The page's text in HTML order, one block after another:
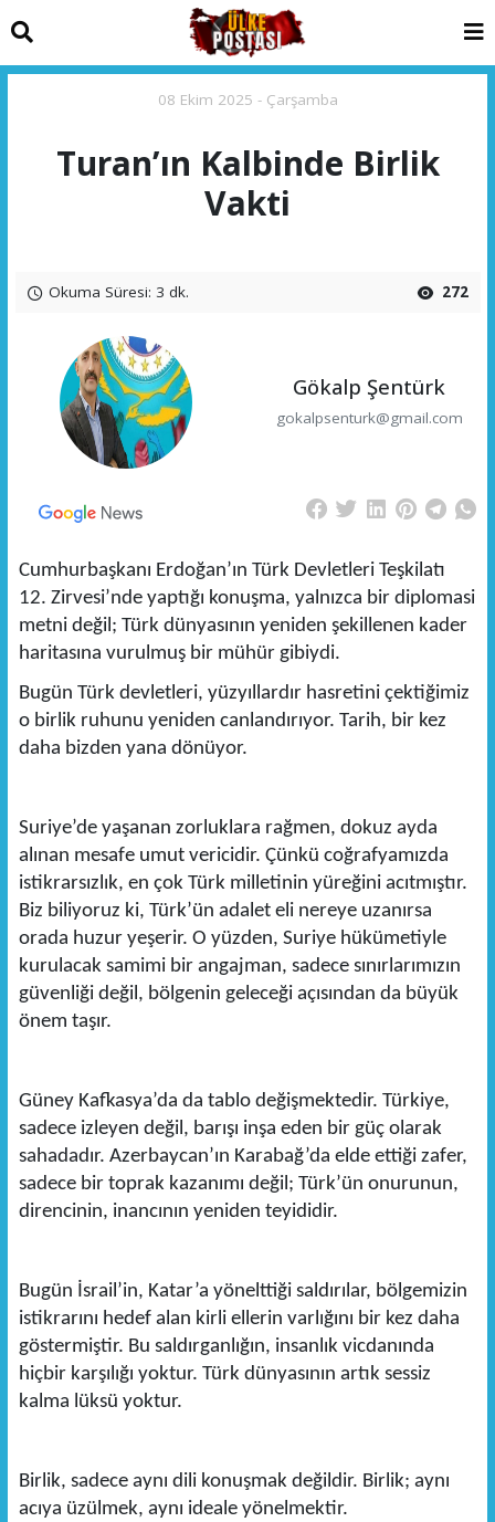
08 Ekim 2025 - Çarşamba
Turan’ın Kalbinde Birlik
Vakti
Okuma Süresi: 3 dk. 272
Gökalp Şentürk
gokalpsenturk@gmail.com
Cumhurbaşkanı Erdoğan’ın Türk Devletleri Teşkilatı
12. Zirvesi’nde yaptığı konuşma, yalnızca bir diplomasi
metni değil; Türk dünyasının yeniden şekillenen kader
haritasına vurulmuş bir mühür gibiydi.
Bugün Türk devletleri, yüzyıllardır hasretini çektiğimiz
o birlik ruhunu yeniden canlandırıyor. Tarih, bir kez
daha bizden yana dönüyor.
Suriye’de yaşanan zorluklara rağmen, dokuz ayda
alınan mesafe umut vericidir. Çünkü coğrafyamızda
istikrarsızlık, en çok Türk milletinin yüreğini acıtmıştır.
Biz biliyoruz ki, Türk’ün adalet eli nereye uzanırsa
orada huzur yeşerir. O yüzden, Suriye hükümetiyle
kurulacak samimi bir angajman, sadece sınırlarımızın
güvenliği değil, bölgenin geleceği açısından da büyük
önem taşır.
Güney Kafkasya’da da tablo değişmektedir. Türkiye,
sadece izleyen değil, barışı inşa eden bir güç olarak
sahadadır. Azerbaycan’ın Karabağ’da elde ettiği zafer,
sadece bir toprak kazanımı değil; Türk’ün onurunun,
direncinin, inancının yeniden teyididir.
Bugün İsrail’in, Katar’a yönelttiği saldırılar, bölgemizin
istikrarını hedef alan kirli ellerin varlığını bir kez daha
göstermiştir. Bu saldırganlığın, insanlık vicdanında
hiçbir karşılığı yoktur. Türk dünyasının artık sessiz
kalma lüksü yoktur.
Birlik, sadece aynı dili konuşmak değildir. Birlik; aynı
acıya üzülmek, aynı ideale yönelmektir.